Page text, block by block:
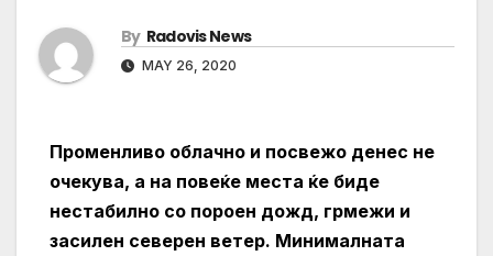
By Radovis News
MAY 26, 2020
Променливо облачно и посвежо денес не
очекува, а на повеќе места ќе биде
нестабилно со пороен дожд, грмежи и
засилен северен ветер. Минималната